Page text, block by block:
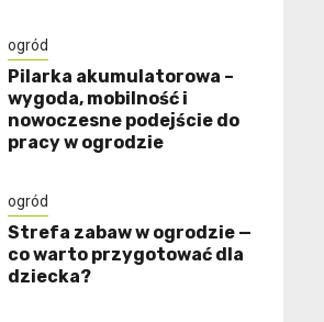
ogród
Pilarka akumulatorowa –
wygoda, mobilność i
nowoczesne podejście do
pracy w ogrodzie
ogród
Strefa zabaw w ogrodzie —
co warto przygotować dla
dziecka?